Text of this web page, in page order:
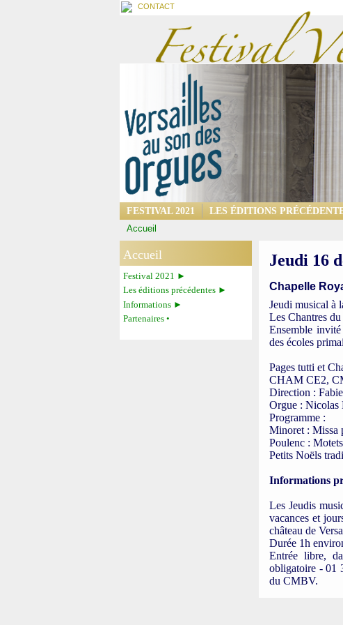
CONTACT
FESTIVAL 2021 LES ÉDITIONS
Accueil
Accueil
Festival 2021 ►
Les éditions précédentes ►
Informations ►
Partenaires •
Jeudi 16
Chapelle
Jeudi musical à
Les Chantres
Ensemble
des écoles
Pages tutti et
CHAM CE2,
Direction :
Orgue : Nicolas
Programme :
Minoret : Missa
Poulenc :
Petits Noëls
Informations
Les Jeudis
vacances et
château de
Durée 1h
Entrée libre,
obligatoire - 01
du CMBV.